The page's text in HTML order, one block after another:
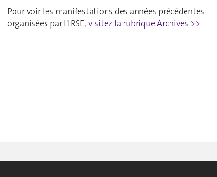
Pour voir les manifestations des années précédentes
organisées par l'IRSE, visitez la rubrique Archives >>